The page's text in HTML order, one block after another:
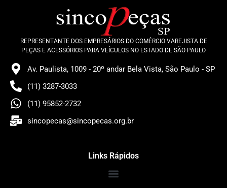
REPRESENTANTE DOS EMPRESÁRIOS DO COMÉRCIO VAREJISTA DE
PEÇAS E ACESSÓRIOS PARA VEÍCULOS NO ESTADO DE SÃO PAULO
Av. Paulista, 1009 - 20º andar Bela Vista, São Paulo - SP
(11) 3287-3033
(11) 95852-2732
sincopecas@sincopecas.org.br
Links Rápidos